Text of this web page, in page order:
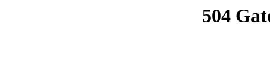
504